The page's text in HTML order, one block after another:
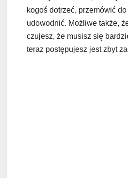
kogoś dotrzeć, przemówić
udowodnić. Możliwe także,
czujesz, że musisz się
teraz postępujesz jest zbyt